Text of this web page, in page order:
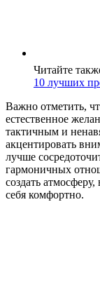
Читайте
10 лучших
Важно отметить,
естественное
тактичным и
акцентировать
лучше
гармоничных
создать
себя комфортно.